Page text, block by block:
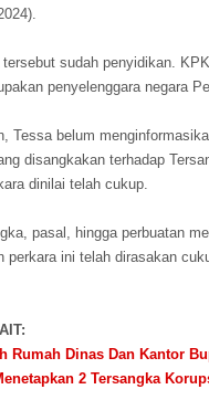
sudah penyidikan.
penyelenggara negara
Tessa belum
disangkakan terhadap
dinilai telah cukup.
pasal, hingga perbuatan
perkara ini telah dirasakan
Rumah Dinas Dan Kantor
2 Tersangka